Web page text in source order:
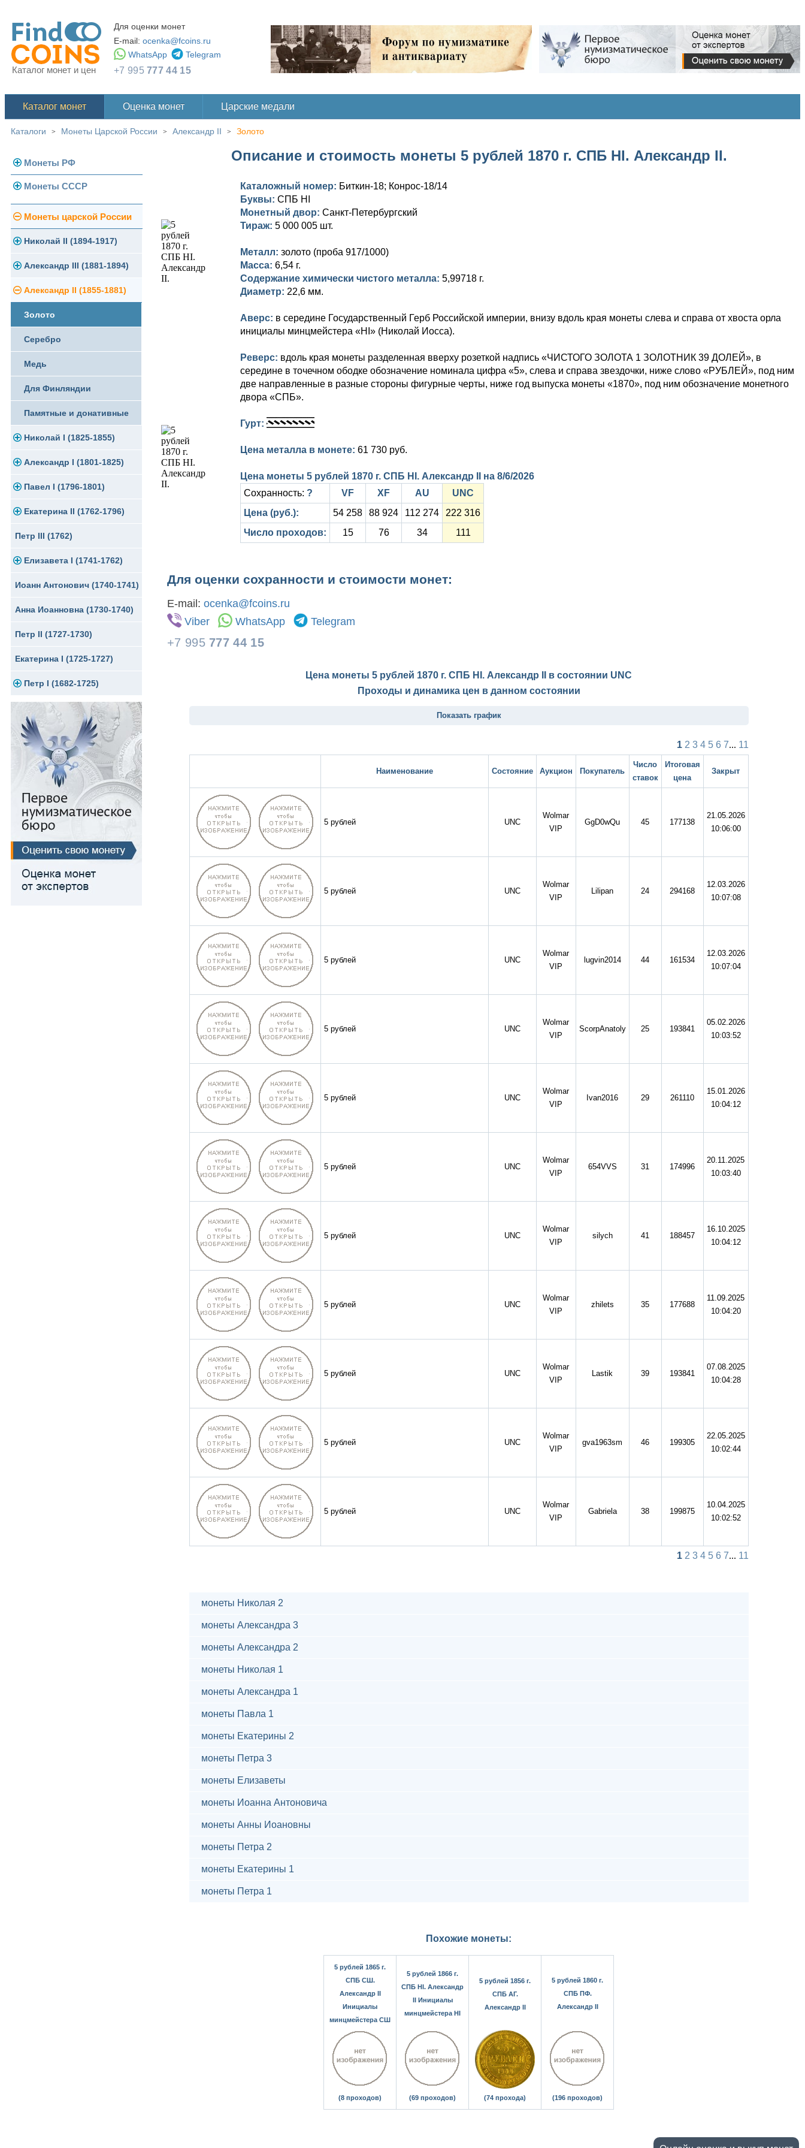
Каталог монет и цен
Для оценки монет
E-mail: ocenka@fcoins.ru
WhatsApp
Telegram
+7 995777 44 15
Каталог монет Оценка монет Царские медали
Каталоги > Монеты Царской России > Александр II > Золото
Монеты РФ
Современная Россия
Монеты 1991-1993 гг.
Памятные и юбилейные
Монеты СССР
Погодовка СССР
Монеты 1958 года
Золотые червонцы
Памятные и юбилейные
Монеты царской России
Николай II (1894-1917)
Золото
Серебро
Медь
Германская оккупация
Для Финляндии
Памятные и донативные
Александр III (1881-1894)
Золото
Серебро
Медь
Для Финляндии
Памятные и донативные
Александр II (1855-1881)
Золото
Серебро
Медь
Для Финляндии
Памятные и донативные
Николай I (1825-1855)
Платина, золото
Серебро
Медь
Для Грузии
Русско-Польские
Для Польши
Памятные и донативные
Александр I (1801-1825)
Золото
Серебро
Медь
Для Грузии
Для Польши
Павел I (1796-1801)
Золото
Серебро
Медь
Екатерина II (1762-1796)
Золото
Серебро
Медь
Сибирские монеты
Для Молдавии и Валахии
Таврические монеты
Петр III (1762)
Елизавета I (1741-1762)
Золото
Серебро
Медь
Для Пруссии
Ливонезы
Альбертусталер
Иоанн Антонович (1740-1741)
Анна Иоанновна (1730-1740)
Петр II (1727-1730)
Екатерина I (1725-1727)
Петр I (1682-1725)
Золото
Серебро
Медь
Для Речи Посполитой
Описание и стоимость монеты 5 рублей 1870 г. СПБ НІ. Александр II.
Каталожный номер: Биткин-18; Конрос-18/14
Буквы: СПБ НІ
Монетный двор: Санкт-Петербургский
Тираж: 5 000 005 шт.
Металл: золото (проба 917/1000)
Масса: 6,54 г.
Содержание химически чистого металла: 5,99718 г.
Диаметр: 22,6 мм.
Аверс: в середине Государственный Герб Российской империи, внизу вдоль края монеты слева и справа от хвоста орла
инициалы минцмейстера «НІ» (Николай Иосса).
Реверс: вдоль края монеты разделенная вверху розеткой надпись «ЧИСТОГО ЗОЛОТА 1 ЗОЛОТНИК 39 ДОЛЕЙ», в
середине в точечном ободке обозначение номинала цифра «5», слева и справа звездочки, ниже слово «РУБЛЕЙ», под ним
две направленные в разные стороны фигурные черты, ниже год выпуска монеты «1870», под ним обозначение монетного
двора «СПБ».
Гурт:
Цена металла в монете: 61 730 руб.
Цена монеты 5 рублей 1870 г. СПБ НІ. Александр II на 8/6/2026
Сохранность: ? VF XF AU
UNC
Цена (руб.):
54 258 88 924 112 274
222 316
Число проходов:
15 76 34 111
Для оценки сохранности и стоимости монет:
E-mail: ocenka@fcoins.ru
Viber
WhatsApp Telegram
+7 995 777 44 15
Цена монеты 5 рублей 1870 г. СПБ НІ. Александр II в состоянии UNC
Проходы и динамика цен в данном состоянии
Показать график
1 2 3 4 5 6 7... 11
Наименование Состояние Аукцион Покупатель
Число
ставок
Итоговая
цена
Закрыт
5 рублей UNC
Wolmar
VIP
GgD0wQu 45 177138
21.05.2026
10:06:00
5 рублей UNC
Wolmar
VIP
Lilipan 24 294168
12.03.2026
10:07:08
5 рублей UNC
Wolmar
VIP
lugvin2014 44 161534
12.03.2026
10:07:04
5 рублей UNC
Wolmar
VIP
ScorpAnatoly 25 193841
05.02.2026
10:03:52
5 рублей UNC
Wolmar
VIP
Ivan2016 29 261110
15.01.2026
10:04:12
5 рублей UNC
Wolmar
VIP
654VVS 31 174996
20.11.2025
10:03:40
5 рублей UNC
Wolmar
VIP
silych 41 188457
16.10.2025
10:04:12
5 рублей UNC
Wolmar
VIP
zhilets 35 177688
11.09.2025
10:04:20
5 рублей UNC
Wolmar
VIP
Lastik 39 193841
07.08.2025
10:04:28
5 рублей UNC
Wolmar
VIP
gva1963sm 46 199305
22.05.2025
10:02:44
5 рублей UNC
Wolmar
VIP
Gabriela 38 199875
10.04.2025
10:02:52
1 2 3 4 5 6 7... 11
монеты Николая 2
монеты Александра 3
монеты Александра 2
монеты Николая 1
монеты Александра 1
монеты Павла 1
монеты Екатерины 2
монеты Петра 3
монеты Елизаветы
монеты Иоанна Антоновича
монеты Анны Иоановны
монеты Петра 2
монеты Екатерины 1
монеты Петра 1
Похожие монеты:
5 рублей 1865 г.
СПБ СШ.
Александр II
Инициалы
минцмейстера СШ
(8 проходов)
5 рублей 1866 г.
СПБ НІ. Александр
II Инициалы
минцмейстера НІ
(69 проходов)
5 рублей 1856 г.
СПБ АГ.
Александр II
(74 прохода)
5 рублей 1860 г.
СПБ ПФ.
Александр II
(196 проходов)